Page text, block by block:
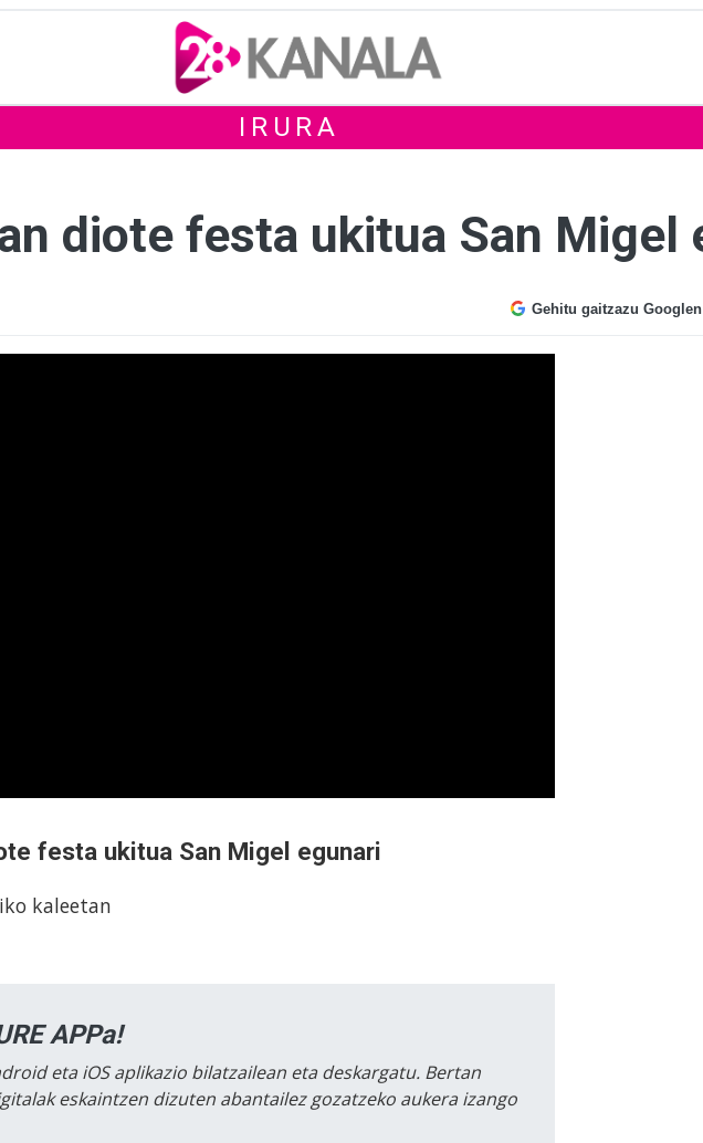
IRURA
diote festa ukitua San Migel
Gehitu gaitzazu Googlen
festa ukitua San Migel egunari
kaleetan
APPa!
eta iOS aplikazio bilatzailean eta deskargatu. Bertan
eskaintzen dizuten abantailez gozatzeko aukera izango